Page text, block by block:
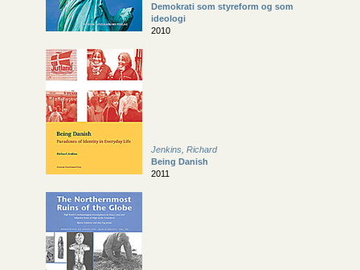
Demokrati som styreform og som
ideologi
2010
Jenkins, Richard
Being Danish
2011